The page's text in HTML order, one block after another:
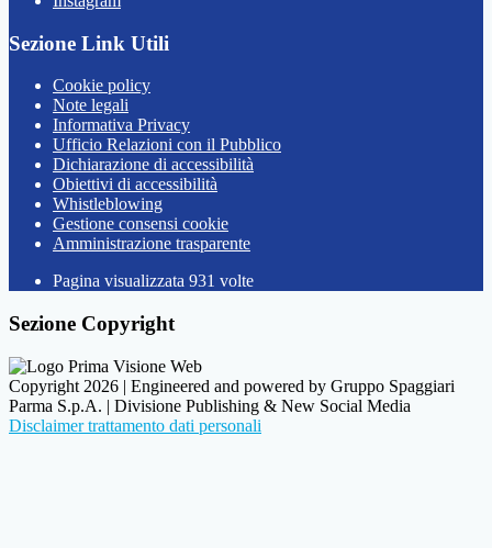
Sezione Link Utili
Cookie policy
Note legali
Informativa Privacy
Ufficio Relazioni con il Pubblico
Dichiarazione di accessibilità
Obiettivi di accessibilità
Whistleblowing
Gestione consensi cookie
Amministrazione trasparente
Pagina visualizzata 931 volte
Sezione Copyright
Copyright 2026 | Engineered and powered by Gruppo Spaggiari
Parma S.p.A. | Divisione Publishing & New Social Media
Disclaimer trattamento dati personali